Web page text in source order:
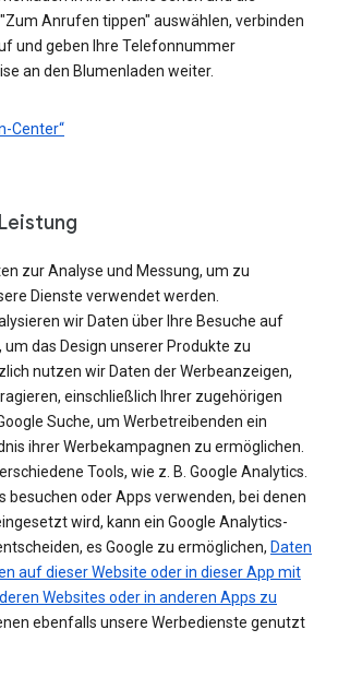
Anrufen tippen" auswählen, verbinden
und geben Ihre Telefonnummer
an den Blumenladen weiter.
Center“
zur Analyse und Messung, um zu
Dienste verwendet werden.
wir Daten über Ihre Besuche auf
um das Design unserer Produkte zu
nutzen wir Daten der Werbeanzeigen,
einschließlich Ihrer zugehörigen
Suche, um Werbetreibenden ein
ihrer Werbekampagnen zu ermöglichen.
Tools, wie z. B. Google Analytics.
besuchen oder Apps verwenden, bei denen
wird, kann ein Google Analytics-
es Google zu ermöglichen, Daten
auf dieser Website oder in dieser App mit
Websites oder in anderen Apps zu
ebenfalls unsere Werbedienste genutzt